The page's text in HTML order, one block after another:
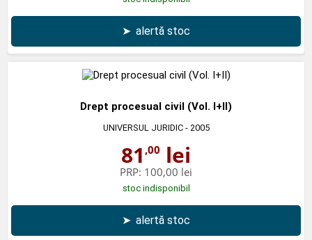
➤ alertă stoc
Drept procesual civil (Vol. I+II)
UNIVERSUL JURIDIC- 2005
81 ,00 lei
PRP: 100,00 lei
stoc indisponibil
➤ alertă stoc